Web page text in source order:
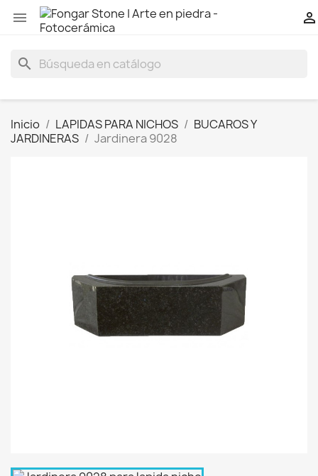
 
search
Inicio LAPIDAS PARA NICHOS
BUCAROS Y
JARDINERAS
Jardinera 9028